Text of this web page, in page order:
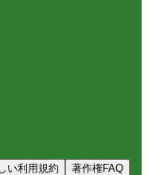
い利用規約
著作権FAQ